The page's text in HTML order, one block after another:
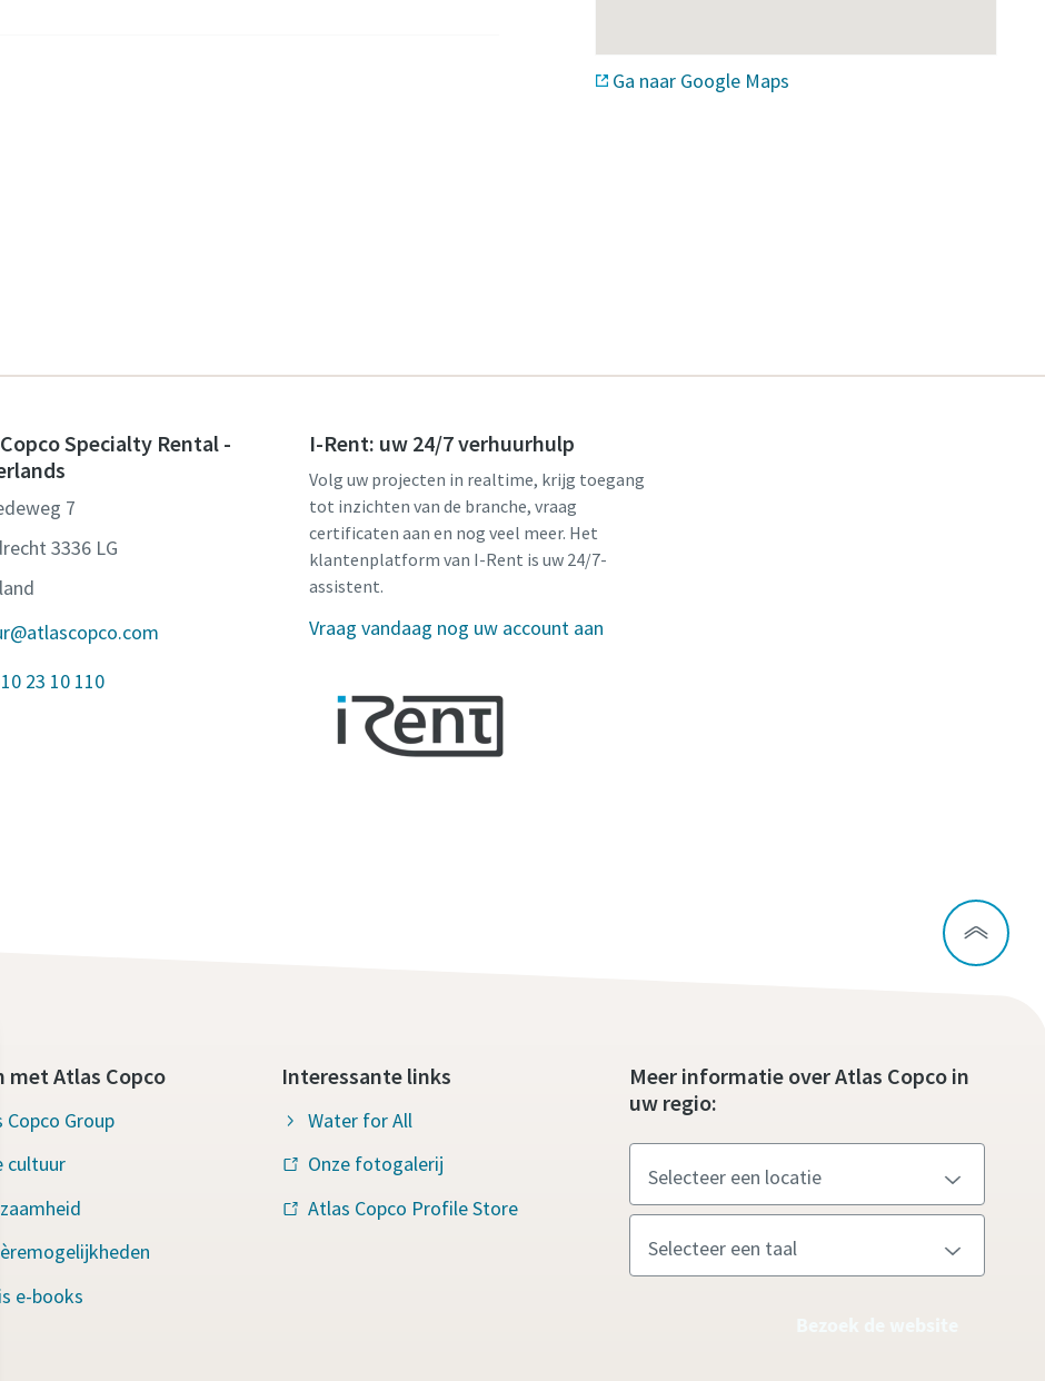
Ga naar Google Maps
Specialty Rental -
7
3336 LG
23 10 110
I-Rent: uw 24/7 verhuurhulp
Volg uw projecten in realtime, krijg toegang
tot inzichten van de branche, vraag
certificaten aan en nog veel meer. Het
klantenplatform van I-Rent is uw 24/7-
assistent.
Vraag vandaag nog uw account aan
met Atlas Copco
Copco Group
cultuur
e-books
Interessante links
Water for All
Onze fotogalerij
Atlas Copco Profile Store
Meer informatie over Atlas Copco in
uw regio: